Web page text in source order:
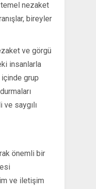
temel nezaket
bireyler
ve görgü
insanlarla
grup
saygılı
önemli bir
ve iletişim